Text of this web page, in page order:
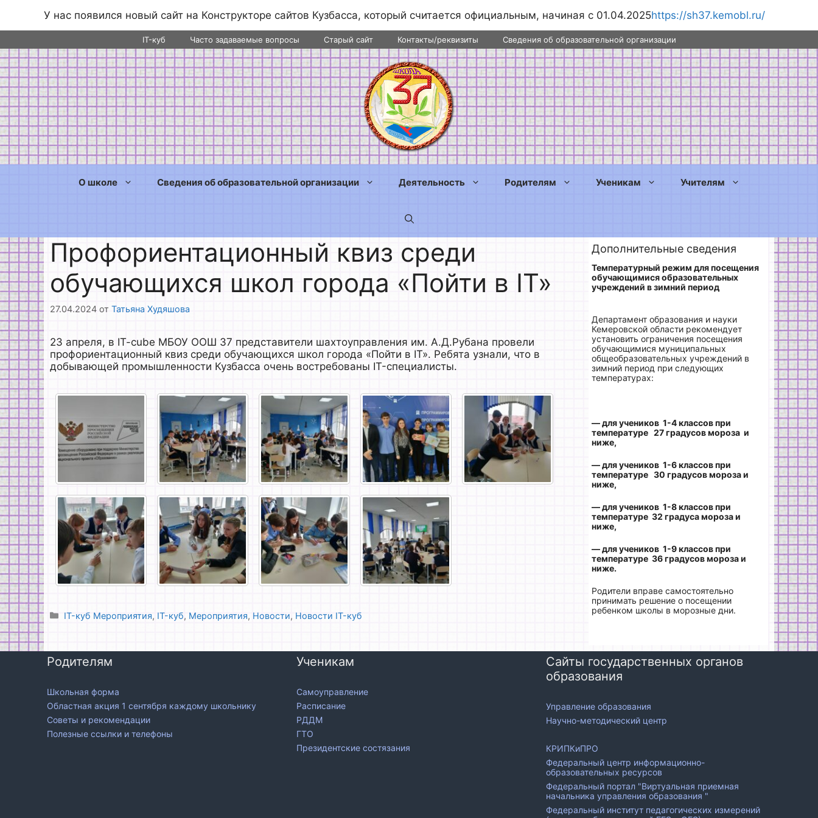
У нас появился новый сайт на Конструкторе сайтов Кузбасса, который считается официальным, начиная с 01.04.2025https://sh37.kemobl.ru/
к
содержимому
IT-куб Часто задаваемые вопросы Старый сайт Контакты/реквизиты Сведения об образовательной организации
О школе Сведения об образовательной организации Деятельность Родителям Ученикам Учителям
Профориентационный квиз среди
обучающихся школ города «Пойти в IT»
27.04.2024 от Татьяна Худяшова
23 апреля, в IT-cube МБОУ ООШ 37 представители шахтоуправления им. А.Д.Рубана провели
профориентационный квиз среди обучающихся школ города «Пойти в IT». Ребята узнали, что в
добывающей промышленности Кузбасса очень востребованы IT-специалисты.
Рубрики
IT-куб Мероприятия, IT-куб, Мероприятия, Новости, Новости IT-куб
Дополнительные сведения
Температурный режим для посещения
обучающимися образовательных
учреждений в зимний период
Департамент образования и науки
Кемеровской области рекомендует
установить ограничения посещения
обучающимися муниципальных
общеобразовательных учреждений в
зимний период при следующих
температурах:
— для учеников 1-4 классов при
температуре 27 градусов мороза и
ниже,
— для учеников 1-6 классов при
температуре 30 градусов мороза и
ниже,
— для учеников 1-8 классов при
температуре 32 градуса мороза и
ниже,
— для учеников 1-9 классов при
температуре 36 градусов мороза и
ниже.
Родители вправе самостоятельно
принимать решение о посещении
ребенком школы в морозные дни.
Родителям
Школьная форма
Областная акция 1 сентября каждому школьнику
Советы и рекомендации
Полезные ссылки и телефоны
Ученикам
Самоуправление
Расписание
РДДМ
ГТО
Президентские состязания
Сайты государственных органов
образования
Управление образования
Научно-методический центр
КРИПКиПРО
Федеральный центр информационно-
образовательных ресурсов
Федеральный портал "Виртуальная приемная
начальника управления образования "
Федеральный институт педагогических измерений